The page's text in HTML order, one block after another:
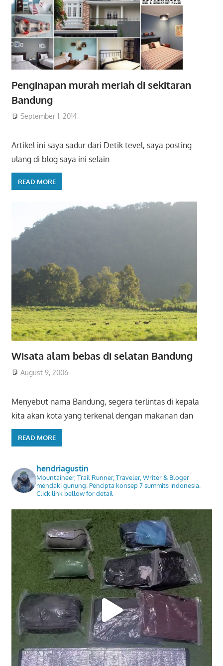
Penginapan murah meriah di sekitaran
Bandung
September 1, 2014
Artikel ini saya sadur dari Detik tevel, saya posting
ulang di blog saya ini selain
READ MORE
Wisata alam bebas di selatan Bandung
August 9, 2006
Menyebut nama Bandung, segera terlintas di kepala
kita akan kota yang terkenal dengan makanan dan
READ MORE
hendriagustin
Mountaineer, Trail Runner, Traveler, Writer & Bloger
mendaki gunung. Pencipta konsep 7 summits indonesia.
Click link bellow for detail